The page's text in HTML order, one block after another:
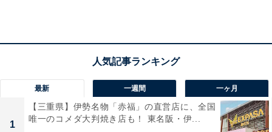
最新 一週間 一ヶ月
1
【三重県】伊勢名物「赤福」の直営店に、全国
唯一のコメダ大判焼き店も！ 東名阪・伊...